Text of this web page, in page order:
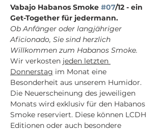
Vabajo Habanos Smoke #07/12 - ein
Get-Together für jedermann.
Ob Anfänger oder langjähriger
Aficionado, Sie sind herzlich
Willkommen zum Habanos Smoke.
Wir verkosten jeden letzten
Donnerstag im Monat eine
Besonderheit aus unserem Humidor.
Die Neuerscheinung des jeweiligen
Monats wird exklusiv für den Habanos
Smoke reserviert. Diese können LCDH
Editionen oder auch besondere